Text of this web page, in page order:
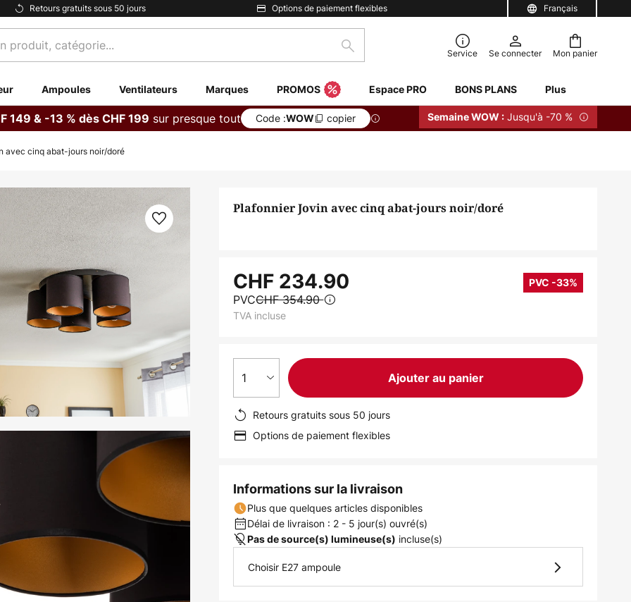
Français
Retours gratuits sous 50 jours Options de paiement flexibles
Mon panier
Rechercher Service Se connecter
Ampoules Ventilateurs Marques PROMOS Espace PRO BONS PLANS Plus
149 & -13 % dès CHF 199 sur presque tout Code :WOW copier Semaine WOW : Jusqu'à -70 %
avec cinq abat-jours noir/doré
Plafonnier Jovin avec cinq abat-jours noir/doré
CHF 234.90 PVC -33%
PVCCHF 354.90
TVA incluse
1 Ajouter au panier
Retours gratuits sous 50 jours
Options de paiement flexibles
Informations sur la livraison
Plus que quelques articles disponibles
Délai de livraison : 2 - 5 jour(s) ouvré(s)
Pas de source(s) lumineuse(s) incluse(s)
Choisir E27 ampoule